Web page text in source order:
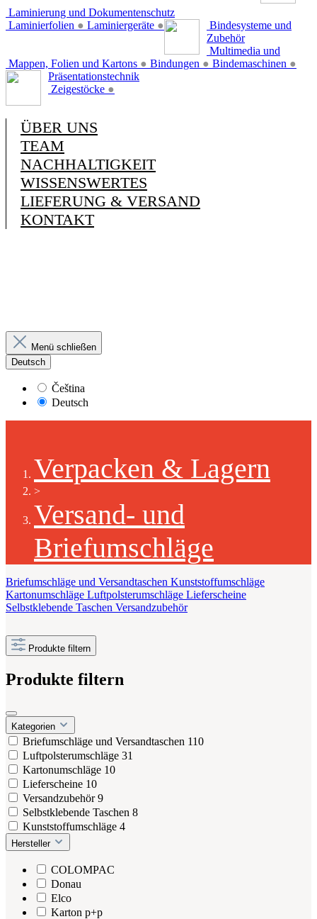
Laminierung und Dokumentenschutz
Laminierfolien ● Laminiergeräte ●
Bindesysteme und
Zubehör
Mappen, Folien und Kartons ● Bindungen ● Bindemaschinen ●
Multimedia und
Präsentationstechnik
Zeigestöcke ●
ÜBER UNS
TEAM
NACHHALTIGKEIT
WISSENSWERTES
LIEFERUNG & VERSAND
KONTAKT
Menü schließen
Deutsch
Čeština
Deutsch
Verpacken & Lagern
>
Versand- und
Briefumschläge
Briefumschläge und Versandtaschen Kunststoffumschläge
Kartonumschläge Luftpolsterumschläge Lieferscheine
Selbstklebende Taschen Versandzubehör
Produkte filtern
Produkte filtern
Kategorien
Briefumschläge und Versandtaschen 110
Luftpolsterumschläge 31
Kartonumschläge 10
Lieferscheine 10
Versandzubehör9
Selbstklebende Taschen 8
Kunststoffumschläge 4
Hersteller
COLOMPAC
Donau
Elco
Karton p+p